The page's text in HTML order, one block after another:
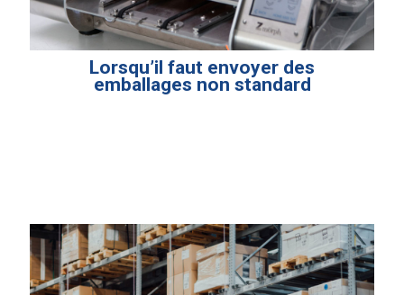
Lorsqu’il faut envoyer des
emballages non standard